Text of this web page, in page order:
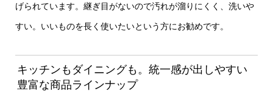
げられています。継ぎ目がないので汚れが溜りにくく、洗いや
すい。いいものを長く使いたいという方にお勧めです。
キッチンもダイニングも。統一感が出しやすい
豊富な商品ラインナップ